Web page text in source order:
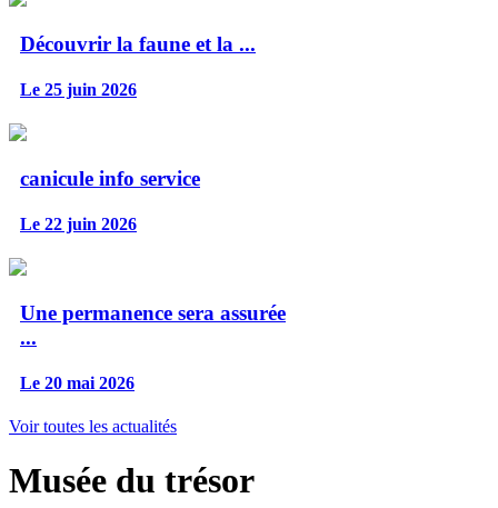
Découvrir la faune et la ...
Le 25 juin 2026
canicule info service
Le 22 juin 2026
Une permanence sera assurée
...
Le 20 mai 2026
Voir toutes les actualités
Musée du trésor